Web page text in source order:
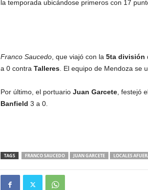
la temporada ubicándose primeros con 17
Franco Saucedo, que viajó con la 5ta división
a 0 contra Talleres. El equipo de Mendoza se
Por último, el portuario Juan Garcete, festejó
Banfield 3 a 0.
TAGS FRANCO SAUCEDO JUAN GARCETE LOCALES